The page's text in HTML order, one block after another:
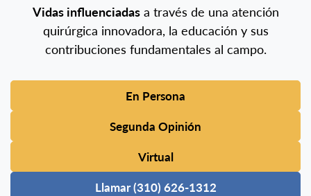
Vidas influenciadasa través de una atención
quirúrgica innovadora, la educación y sus
contribuciones fundamentales al campo.
En Persona
Segunda Opinión
Virtual
Llamar (310) 626-1312